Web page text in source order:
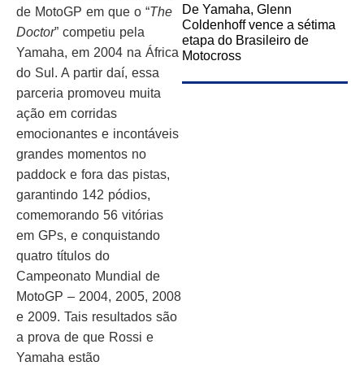
de MotoGP em que o “The
Doctor” competiu pela
Yamaha, em 2004 na África
do Sul. A partir daí, essa
parceria promoveu muita
ação em corridas
emocionantes e incontáveis
grandes momentos no
paddock e fora das pistas,
garantindo 142 pódios,
comemorando 56 vitórias
em GPs, e conquistando
quatro títulos do
Campeonato Mundial de
MotoGP – 2004, 2005, 2008
e 2009. Tais resultados são
a prova de que Rossi e
Yamaha estão
De Yamaha, Glenn
Coldenhoff vence a sétima
etapa do Brasileiro de
Motocross